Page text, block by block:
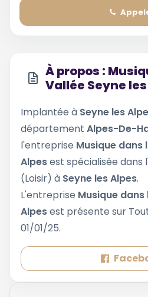
À propos :
Vallée Seyne
Implantée à Seyne les
département Alpes-De-
l'entreprise Musique dans
Alpesest spécialisée dans
(Loisir) à Seyne les Alpes.
L'entreprise Musique dans
Alpesest présente sur
01/01/25.